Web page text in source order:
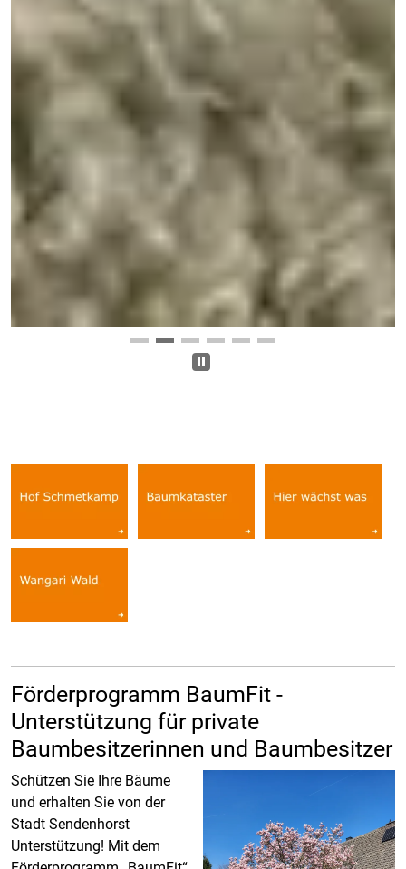
Förderprogramm BaumFit -
Unterstützung für private
Baumbesitzerinnen und Baumbesitzer
Schützen Sie Ihre Bäume
und erhalten Sie von der
Stadt Sendenhorst
Unterstützung! Mit dem